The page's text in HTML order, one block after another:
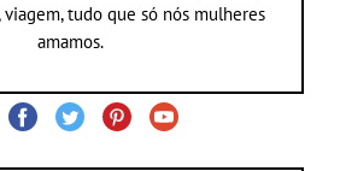
tudo que só nós mulheres
amamos.